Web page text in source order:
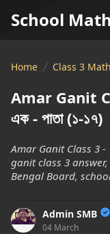
School
Home Class 3
Amar Ganit
এক - পাতা (১-১৭)
Amar Ganit Class 3 -
ganit class 3
Bengal Board,
Admin SMB
04 March